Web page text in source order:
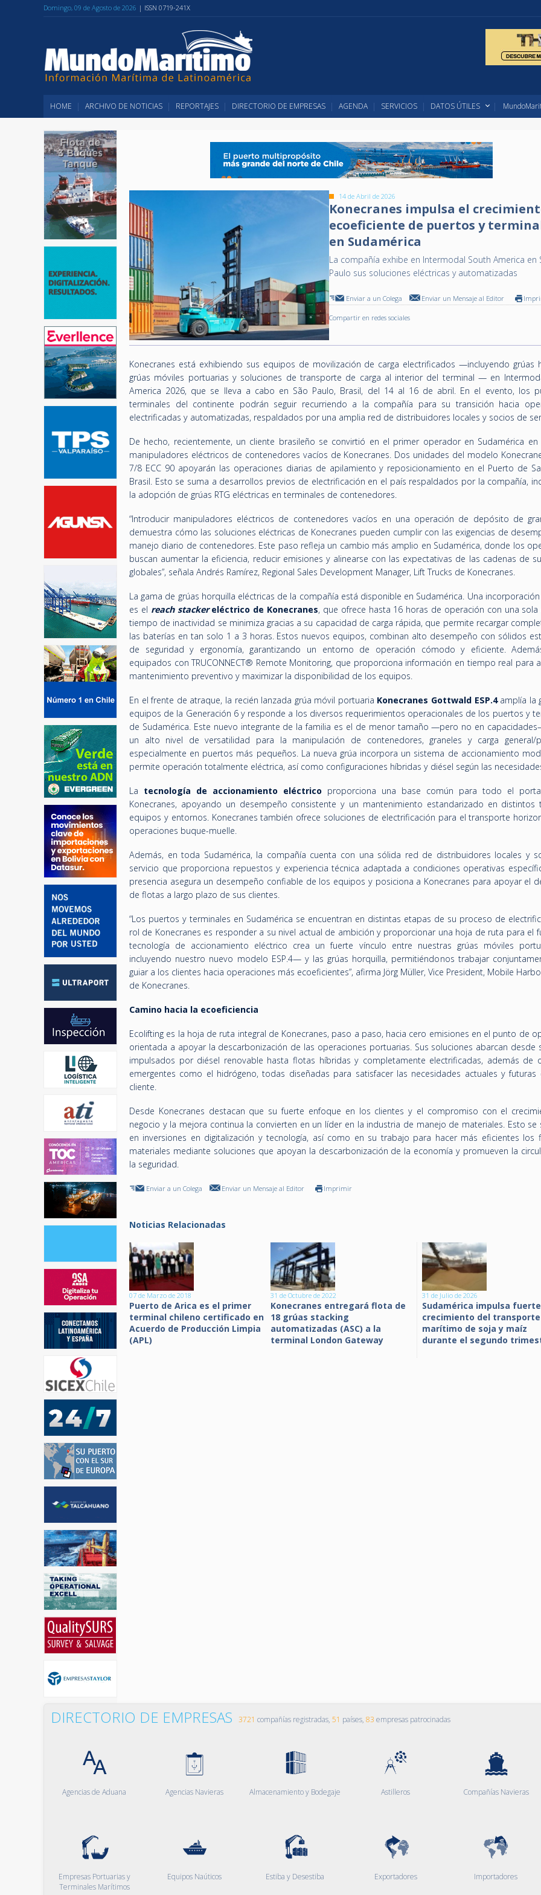
Domingo, 09 de Agosto de 2026 | ISSN 0719-241X
HOME ARCHIVO DE NOTICIAS REPORTAJES DIRECTORIO DE EMPRESAS AGENDA SERVICIOS DATOS ÚTILES
14 de Abril de 2026
Konecranes impulsa el
ecoeficiente de puertos y
en Sudamérica
La compañía exhibe en Intermodal South America en
Paulo sus soluciones eléctricas y automatizadas
Enviar a un Colega Enviar un Mensaje al Editor
Compartir en redes sociales
Konecranes está exhibiendo sus equipos de movilización de carga electrificados —incluyendo grúas
grúas móviles portuarias y soluciones de transporte de carga al interior del terminal — en
America 2026, que se lleva a cabo en São Paulo, Brasil, del 14 al 16 de abril. En el evento, los
terminales del continente podrán seguir recurriendo a la compañía para su transición hacia
electrificadas y automatizadas, respaldados por una amplia red de distribuidores locales y socios de
De hecho, recientemente, un cliente brasileño se convirtió en el primer operador en Sudamérica
manipuladores eléctricos de contenedores vacíos de Konecranes. Dos unidades del modelo
7/8 ECC 90 apoyarán las operaciones diarias de apilamiento y reposicionamiento en el Puerto de
Brasil. Esto se suma a desarrollos previos de electrificación en el país respaldados por la compañía,
la adopción de grúas RTG eléctricas en terminales de contenedores.
“Introducir manipuladores eléctricos de contenedores vacíos en una operación de depósito de
demuestra cómo las soluciones eléctricas de Konecranes pueden cumplir con las exigencias de
manejo diario de contenedores. Este paso refleja un cambio más amplio en Sudamérica, donde los
buscan aumentar la eficiencia, reducir emisiones y alinearse con las expectativas de las cadenas de
globales”, señala Andrés Ramírez, Regional Sales Development Manager, Lift Trucks de Konecranes.
La gama de grúas horquilla eléctricas de la compañía está disponible en Sudamérica. Una
es el reach stackereléctrico de Konecranes, que ofrece hasta 16 horas de operación con una sola
tiempo de inactividad se minimiza gracias a su capacidad de carga rápida, que permite recargar
las baterías en tan solo 1 a 3 horas. Estos nuevos equipos, combinan alto desempeño con sólidos
de seguridad y ergonomía, garantizando un entorno de operación cómodo y eficiente.
equipados con TRUCONNECT® Remote Monitoring, que proporciona información en tiempo real para
mantenimiento preventivo y maximizar la disponibilidad de los equipos.
En el frente de atraque, la recién lanzada grúa móvil portuaria Konecranes Gottwald ESP.4amplía la
equipos de la Generación 6 y responde a los diversos requerimientos operacionales de los puertos y
de Sudamérica. Este nuevo integrante de la familia es el de menor tamaño —pero no en
un alto nivel de versatilidad para la manipulación de contenedores, graneles y carga general/
especialmente en puertos más pequeños. La nueva grúa incorpora un sistema de accionamiento
permite operación totalmente eléctrica, así como configuraciones híbridas y diésel según las
La tecnología de accionamiento eléctrico proporciona una base común para todo el
Konecranes, apoyando un desempeño consistente y un mantenimiento estandarizado en distintos
equipos y entornos. Konecranes también ofrece soluciones de electrificación para el transporte
operaciones buque-muelle.
Además, en toda Sudamérica, la compañía cuenta con una sólida red de distribuidores locales y
servicio que proporciona repuestos y experiencia técnica adaptada a condiciones operativas
presencia asegura un desempeño confiable de los equipos y posiciona a Konecranes para apoyar el
de flotas a largo plazo de sus clientes.
“Los puertos y terminales en Sudamérica se encuentran en distintas etapas de su proceso de
rol de Konecranes es responder a su nivel actual de ambición y proporcionar una hoja de ruta para el
tecnología de accionamiento eléctrico crea un fuerte vínculo entre nuestras grúas móviles
incluyendo nuestro nuevo modelo ESP.4— y las grúas horquilla, permitiéndonos trabajar
guiar a los clientes hacia operaciones más ecoeficientes”, afirma Jörg Müller, Vice President, Mobile
de Konecranes.
Camino hacia la ecoeficiencia
Ecolifting es la hoja de ruta integral de Konecranes, paso a paso, hacia cero emisiones en el punto de
orientada a apoyar la descarbonización de las operaciones portuarias. Sus soluciones abarcan desde
impulsados por diésel renovable hasta flotas híbridas y completamente electrificadas, además de
emergentes como el hidrógeno, todas diseñadas para satisfacer las necesidades actuales y futuras
cliente.
Desde Konecranes destacan que su fuerte enfoque en los clientes y el compromiso con el
negocio y la mejora continua la convierten en un líder en la industria de manejo de materiales. Esto se
en inversiones en digitalización y tecnología, así como en su trabajo para hacer más eficientes los
materiales mediante soluciones que apoyan la descarbonización de la economía y promueven la
la seguridad.
Enviar a un Colega Enviar un Mensaje al Editor Imprimir
Noticias Relacionadas
07 de Marzo de 2018
Puerto de Arica es el primer
terminal chileno certificado en
Acuerdo de Producción Limpia
(APL)
31 de Octubre de 2022
Konecranes entregará flota de
18 grúas stacking
automatizadas (ASC) a la
terminal London Gateway
31 de Julio de 2026
Sudamérica impulsa fuerte
crecimiento del transporte
marítimo de soja y maíz
durante el segundo
DIRECTORIO DE EMPRESAS 3721 compañías registradas, 51 países, 83 empresas patrocinadas
Agencias de Aduana Agencias Navieras Almacenamiento y Bodegaje Astilleros Compañías Navieras
Empresas Portuarias y
Terminales Marítimos
Equipos Naúticos Estiba y Desestiba Exportadores Importadores